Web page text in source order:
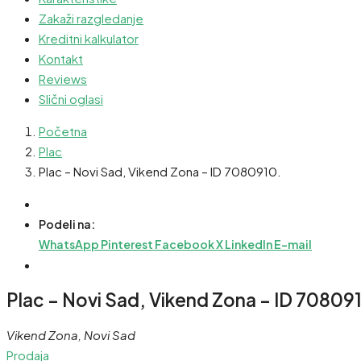
Zakaži razgledanje
Kreditni kalkulator
Kontakt
Reviews
Slični oglasi
Početna
Plac
Plac – Novi Sad, Vikend Zona – ID 7080910.
Podeli na:
WhatsApp Pinterest FacebookXLinkedInE-mail
Plac – Novi Sad, Vikend Zona – ID
Vikend Zona, Novi Sad
Prodaja